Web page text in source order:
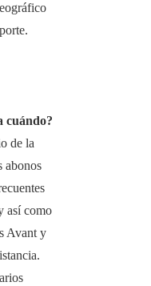
cuándo?
de la
abonos
así como
Avant y